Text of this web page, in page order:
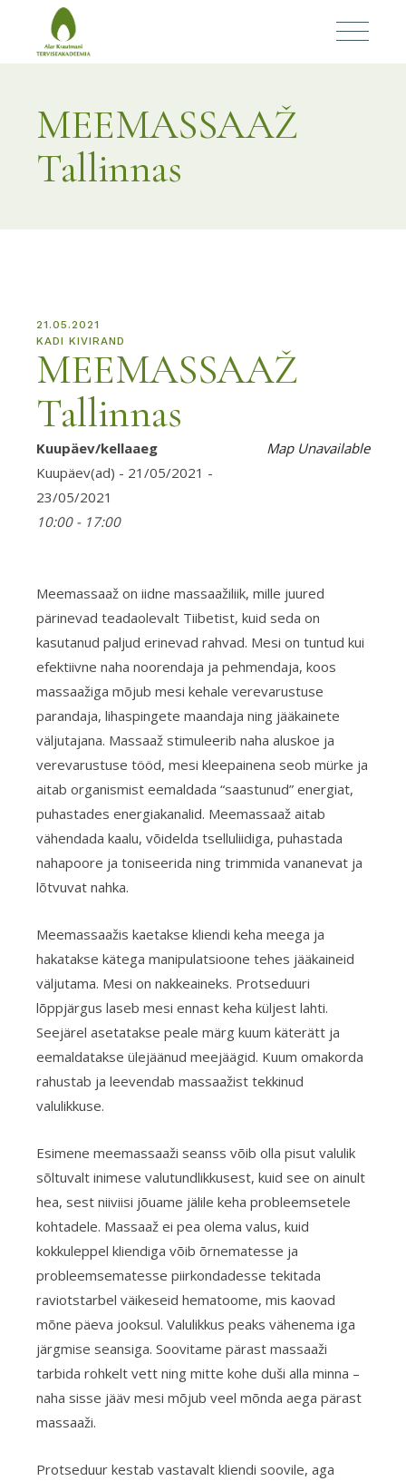
MEEMASSAAŽ
Tallinnas
21.05.2021
KADI KIVIRAND
MEEMASSAAŽ
Tallinnas
Map Unavailable
Kuupäev/kellaaeg
Kuupäev(ad) - 21/05/2021 -
23/05/2021
10:00 - 17:00
Meemassaaž on iidne massaažiliik, mille juured
pärinevad teadaolevalt Tiibetist, kuid seda on
kasutanud paljud erinevad rahvad. Mesi on tuntud kui
efektiivne naha noorendaja ja pehmendaja, koos
massaažiga mõjub mesi kehale verevarustuse
parandaja, lihaspingete maandaja ning jääkainete
väljutajana. Massaaž stimuleerib naha aluskoe ja
verevarustuse tööd, mesi kleepainena seob mürke ja
aitab organismist eemaldada “saastunud” energiat,
puhastades energiakanalid. Meemassaaž aitab
vähendada kaalu, võidelda tselluliidiga, puhastada
nahapoore ja toniseerida ning trimmida vananevat ja
lõtvuvat nahka.
Meemassaažis kaetakse kliendi keha meega ja
hakatakse kätega manipulatsioone tehes jääkaineid
väljutama. Mesi on nakkeaineks. Protseduuri
lõppjärgus laseb mesi ennast keha küljest lahti.
Seejärel asetatakse peale märg kuum käterätt ja
eemaldatakse ülejäänud meejäägid. Kuum omakorda
rahustab ja leevendab massaažist tekkinud
valulikkuse.
Esimene meemassaaži seanss võib olla pisut valulik
sõltuvalt inimese valutundlikkusest, kuid see on ainult
hea, sest niiviisi jõuame jälile keha probleemsetele
kohtadele. Massaaž ei pea olema valus, kuid
kokkuleppel kliendiga võib õrnematesse ja
probleemsematesse piirkondadesse tekitada
raviotstarbel väikeseid hematoome, mis kaovad
mõne päeva jooksul. Valulikkus peaks vähenema iga
järgmise seansiga. Soovitame pärast massaaži
tarbida rohkelt vett ning mitte kohe duši alla minna –
naha sisse jääv mesi mõjub veel mõnda aega pärast
massaaži.
Protseduur kestab vastavalt kliendi soovile, aga